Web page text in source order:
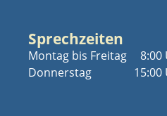
Sprechzeiten
Montag bis Freitag
Donnerstag
8:00
15:00